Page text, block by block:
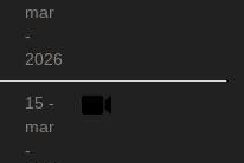
mar
-
2026
15 -
mar
-